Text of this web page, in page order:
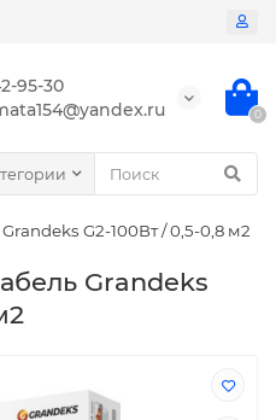
95-30
0
G2-100Вт / 0,5-0,8 м2
Grandeks